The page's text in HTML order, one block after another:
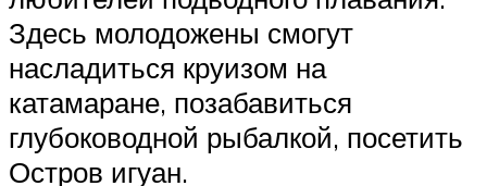
Здесь молодожены смогут
насладиться круизом на
катамаране, позабавиться
глубоководной рыбалкой, посетить
Остров игуан.